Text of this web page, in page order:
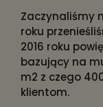
Zaczynaliśmy
roku
2016 roku
bazujący na
m2 z czego
klientom.